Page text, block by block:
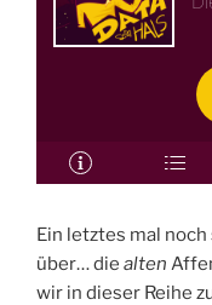
Ein letztes mal
über… die alten
wir in dieser Reihe